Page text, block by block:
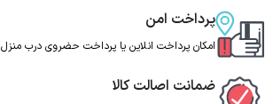
پرداخت امن
امکان پرداخت انلاین یا پرداخت حضروی درب منزل
ضمانت اصالت کالا